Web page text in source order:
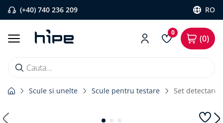
(+40) 740 236 209 RO
0
0
Cauta...
Căutări populare
Scule si unelte Scule pentru testare Set